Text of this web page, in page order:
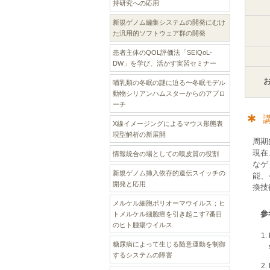
持研究への応用
新規ゲノム編集システムの開発にむけ
た汎用的ソフトウェア群の開発
患者主体のQOL評価法「SEIQoL-
DW」を学び、活かす実習セミナー
哺乳類の冬眠の謎に迫る〜冬眠モデル
動物シリアンハムスターからのアプロ
ーチ
X線イメージングによるマウス形態表
現型解析の新展開
情報統合の場としての嗅皮質の役割
新規ゲノム挿入依存的遺伝スイッチの
開発と応用
メルケル細胞ポリオーマウイルス；ヒ
トメルケル細胞癌を引き起こす7番目
のヒト腫瘍ウイルス
糖尿病によって生じる随意運動を制御
するシステムの障害
周
現在
な
能、
換技
参